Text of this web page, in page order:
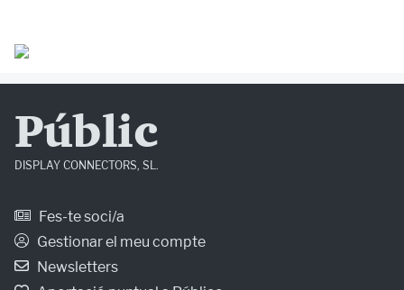
Públic
DISPLAY CONNECTORS, SL.
Fes-te soci/a
Gestionar el meu compte
Newsletters